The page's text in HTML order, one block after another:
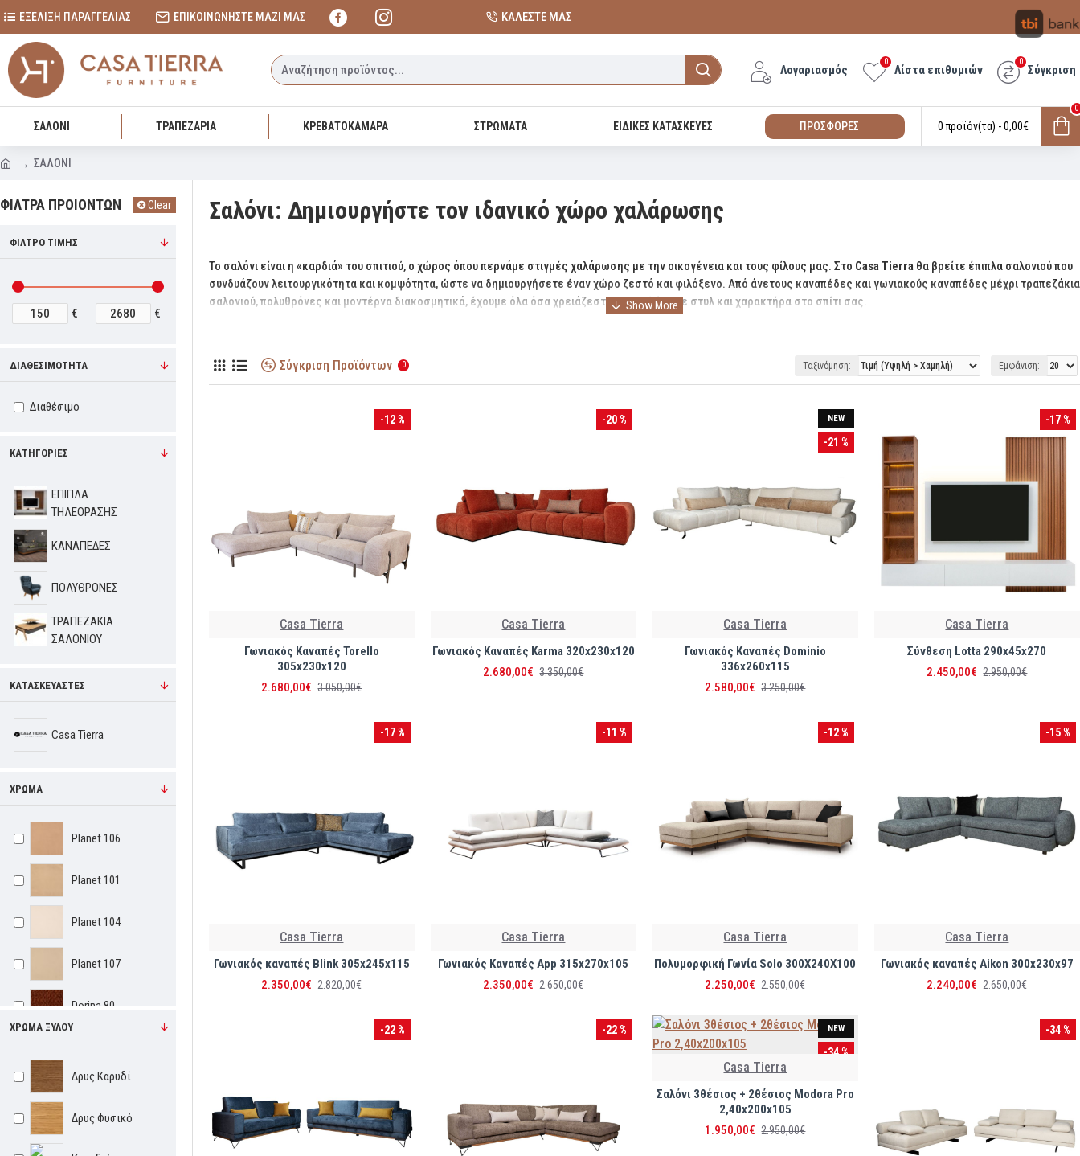
ΕΞΕΛΙΞΗ ΠΑΡΑΓΓΕΛΙΑΣ ΕΠΙΚΟΙΝΩΝΗΣΤΕ ΜΑΖΙ ΜΑΣ ΚΑΛΕΣΤΕ ΜΑΣ
Λογαριασμός Λίστα επιθυμιών
0
Σύγκριση
0
ΣΑΛΟΝΙ ΤΡΑΠΕΖΑΡΙΑ ΚΡΕΒΑΤΟΚΑΜΑΡΑ ΣΤΡΩΜΑΤΑ ΕΙΔΙΚΕΣ ΚΑΤΑΣΚΕΥΕΣ ΠΡΟΣΦΟΡΕΣ 0 προϊόν(τα) - 0,00€
0
ΣΑΛΟΝΙ
ΦΙΛΤΡΑ ΠΡΟΙΟΝΤΩΝ Clear
ΦΙΛΤΡΟ ΤΙΜΗΣ
€ €
ΚΑΤΗΓΟΡΙΕΣ
ΕΠΙΠΛΑ
ΤΗΛΕΟΡΑΣΗΣ
ΚΑΝΑΠΕΔΕΣ
ΠΟΛΥΘΡΟΝΕΣ
ΤΡΑΠΕΖΑΚΙΑ
ΣΑΛΟΝΙΟΥ
ΚΑΤΑΣΚΕΥΑΣΤΕΣ
Casa Tierra
ΧΡΏΜΑ
Planet 106
Planet 101
Planet 104
Planet 107
Dorina 80
Dorina 75
ΧΡΏΜΑ ΞΎΛΟΥ
Δρυς Καρυδί
Δρυς Φυσικό
ΔΙΑΘΕΣΙΜΟΤΗΤΑ
Διαθέσιμο
Σαλόνι: Δημιουργήστε τον ιδανικό χώρο χαλάρωσης
Το σαλόνι είναι η «καρδιά» του σπιτιού, ο χώρος όπου περνάμε στιγμές χαλάρωσης με την οικογένεια και τους φίλους μας. Στο Casa Tierra θα βρείτε έπιπλα σαλονιού που
συνδυάζουν λειτουργικότητα και κομψότητα, ώστε να δημιουργήσετε έναν χώρο ζεστό και φιλόξενο. Από άνετους καναπέδες και γωνιακούς καναπέδες μέχρι τραπεζάκια
σαλονιού, πολυθρόνες και μοντέρνα διακοσμητικά, έχουμε όλα όσα χρειάζεστε για να δώσετε στυλ και χαρακτήρα στο σπίτι σας.
Σύγκριση Προϊόντων 0 Ταξινόμηση: Εμφάνιση:
-12 %
Casa Tierra
Γωνιακός Καναπές Torello
305x230x120
2.680,00€ 3.050,00€
-20 %
Casa Tierra
Γωνιακός Καναπές Karma 320x230x120
2.680,00€ 3.350,00€
NEW
-21 %
Casa Tierra
Γωνιακός Καναπές Dominio
336x260x115
2.580,00€ 3.250,00€
-17 %
Casa Tierra
Σύνθεση Lotta 290x45x270
2.450,00€ 2.950,00€
-17 %
Casa Tierra
Γωνιακός καναπές Blink 305x245x115
2.350,00€ 2.820,00€
-11 %
Casa Tierra
Γωνιακός Καναπές App 315x270x105
2.350,00€ 2.650,00€
-12 %
Casa Tierra
Πολυμορφική Γωνία Solo 300X240X100
2.250,00€ 2.550,00€
-15 %
Casa Tierra
Γωνιακός καναπές Aikon 300x230x97
2.240,00€ 2.650,00€
-22 % -22 % NEW
-34 %
Casa Tierra
Σαλόνι 3θέσιος + 2θέσιος Modora Pro
2,40x200x105
1.950,00€ 2.950,00€
-34 %